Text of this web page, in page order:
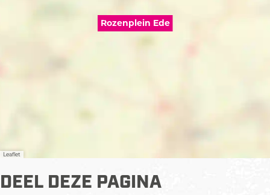
Rozenplein Ede
Leaflet
DEEL DEZE PAGINA